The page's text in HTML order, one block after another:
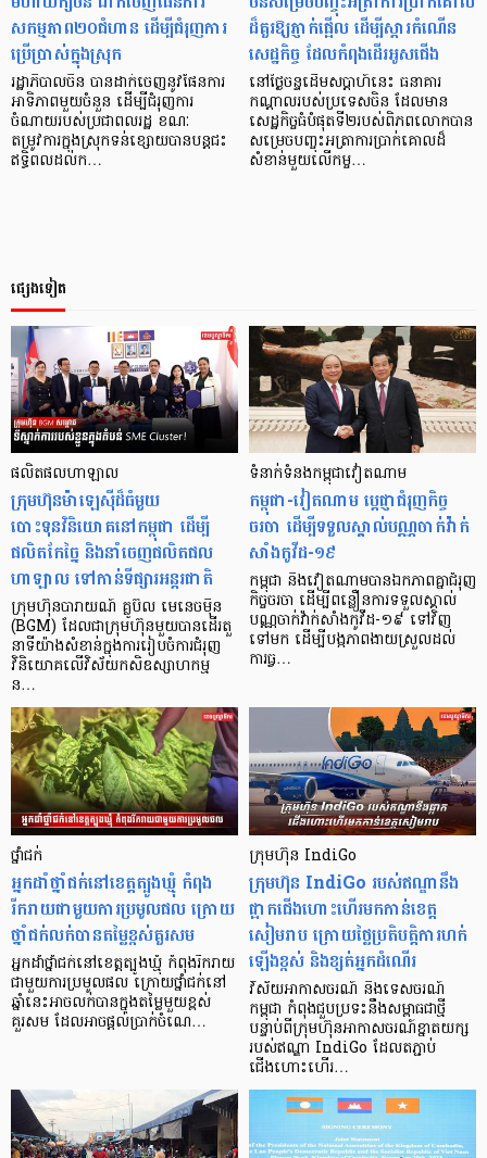
សកម្មភាព២០ជំហាន ដើម្បីជំរុញការ
ប្រើប្រាស់ក្នុងស្រុក
រដ្ឋាភិបាលចិន បានដាក់ចេញនូវផែនការ
អាទិភាពមួយចំនួន ដើម្បីជំរុញការ
ចំណាយរបស់ប្រជាពលរដ្ឋ ខណៈ
តម្រូវការក្នុងស្រុកទន់ខ្សោយបានបន្តជះ
ឥទ្ធិពលដល់ក…
ដ៏គួរឱ្យភ្ញាក់ផ្អើល ដើម្បីស្ដារកំណើន
សេដ្ឋកិច្ច ដែលកំពុងដើរអូសជើង
នៅថ្ងៃចន្ទដើមសប្តាហ៍នេះ ធនាគារ
កណ្តាលរបស់ប្រទេសចិន ដែលមាន
សេដ្ឋកិច្ចធំបំផុតទី២របស់ពិភពលោកបាន
សម្រេចបញ្ចុះអត្រាការប្រាក់គោលដ៏
សំខាន់មួយលើកម្ច…
ផ្សេងទៀត
ផលិតផលហាឡាល
ក្រុមហ៊ុនម៉ាឡេស៊ីដ៏ធំមួយ
បោះទុនវិនិយោគនៅកម្ពុជា ដើម្បី
ផលិតកែច្នៃ និងនាំចេញផលិតផល
ហាឡាល ទៅកាន់ទីផ្សារអន្តរជាតិ
ក្រុមហ៊ុនបារាយណ៍ គ្លូប៊ល មេនេចម៉ិន
(BGM) ដែលជាក្រុមហ៊ុនមួយបានដើរតួ
នាទីយ៉ាងសំខាន់ក្នុងការរៀបចំការជំរុញ
វិនិយោគលើវិស័យកសិឧស្សាហកម្ម
ន…
ទំនាក់ទំនងកម្ពុជាវៀតណាម
កម្ពុជា-វៀតណាម ប្តេជ្ញាជំរុញកិច្ច
ចរចា ដើម្បីទទួលស្គាល់បណ្ណចាក់វ៉ាក់
សាំងកូវីដ-១៩
កម្ពុជា និងវៀតណាមបានឯកភាពគ្នាជំរុញ
កិច្ចចរចា ដើម្បីពន្លឿនការទទួលស្គាល់
បណ្ណចាក់វ៉ាក់សាំងកូវីដ-១៩ ទៅវិញ
ទៅមក ដើម្បីបង្កភាពងាយស្រួលដល់
ការធ្វ…
ថ្នាំជក់
អ្នកដាំថ្នាំជក់នៅខេត្តត្បូងឃ្មុំ កំពុង
រីករាយជាមួយការប្រមូលផល ក្រោយ
ថ្នាំជក់លក់បានតម្លៃខ្ពស់គួរសម
អ្នកដាំថ្នាំជក់នៅខេត្តត្បូងឃ្មុំ កំពុងរីករាយ
ជាមួយការប្រមូលផល ក្រោយថ្នាំជក់នៅ
ឆ្នាំនេះអាចលក់បានក្នុងតម្លៃមួយខ្ពស់
គួរសម ដែលអាចផ្តល់ប្រាក់ចំណេ…
ក្រុមហ៊ុន IndiGo
ក្រុមហ៊ុន IndiGo របស់ឥណ្ឌានឹង
ផ្អាកជើងហោះហើរមកកាន់ខេត្ត
សៀមរាប ក្រោយថ្លៃប្រតិបត្តិការហក់
ឡើងខ្ពស់ និងខ្សត់អ្នកដំណើរ
វិស័យអាកាសចរណ៍ និងទេសចរណ៍
កម្ពុជា កំពុងជួបប្រទះនឹងសម្ពាធជាថ្មី
បន្ទាប់ពីក្រុមហ៊ុនអាកាសចរណ៍ខ្នាតយក្ស
របស់ឥណ្ឌា IndiGo ដែលតភ្ជាប់
ជើងហោះហើរ…